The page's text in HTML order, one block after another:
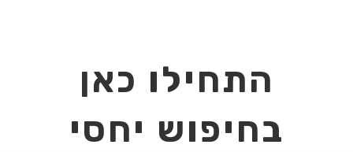
התחילו כאן
בחיפוש יחסי